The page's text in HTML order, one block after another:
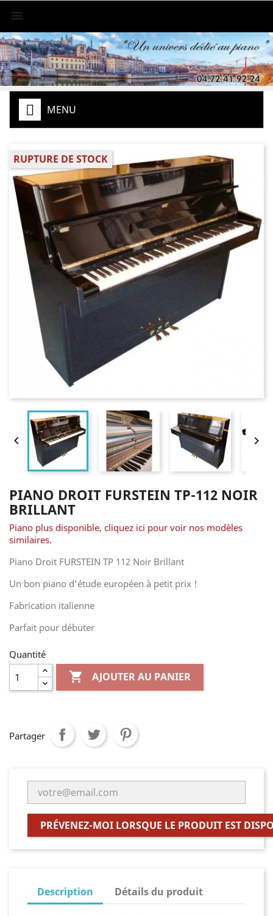

MENU
RUPTURE DE STOCK
 
PIANO DROIT FURSTEIN TP-112 NOIR
BRILLANT
Piano plus disponible, cliquez ici pour voir nos modèles
similaires.
Piano Droit FURSTEIN TP 112 Noir Brillant
Un bon piano d'étude européen à petit prix !
Fabrication italienne
Parfait pour débuter
Quantité
 AJOUTER AU PANIER
Partager
PRÉVENEZ-MOI LORSQUE LE PRODUIT EST
Description Détails du produit